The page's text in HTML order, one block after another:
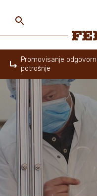
O NAMA
LJUDI I
NAŠI
main
content
Home
Promovisanje
potrošnje